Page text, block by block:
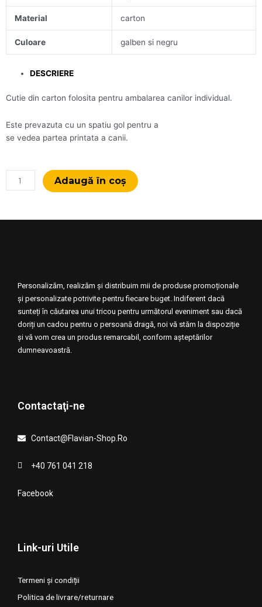
Material carton
Culoare galben si negru
DESCRIERE
Cutie din carton folosita pentru ambalarea canilor individual.
Este prevazuta cu un spatiu gol pentru a
se vedea partea printata a canii.
Cutie
Adaugă în coș
Personalizăm, realizăm și distribuim mii de produse promoționale
și personalizate potrivite pentru fiecare buget. Indiferent dacă
sunteți în căutarea unui tricou pentru următorul eveniment sau dacă
doriți un cadou pentru o persoană dragă, noi vă stăm la dispoziție
și vă vom crea un produs remarcabil, conform așteptărilor
dumneavoastră.
Contactaţi-ne
Contact@Flavian-Shop.Ro
+40 761 041 218
Facebook
Link-uri Utile
Termeni și condiții
Politica de livrare/returnare